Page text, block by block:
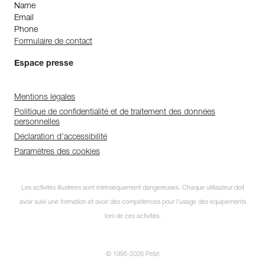
Name
Email
Phone
Formulaire de contact
Espace presse
Mentions légales
Politique de confidentialité et de traitement des données
personnelles
Déclaration d'accessibilité
Paramètres des cookies
Les activités illustrées sont intrinsèquement dangereuses. Chaque utilisateur doit
avoir suivi une formation et avoir des compétences pour l’usage des équipements
lors de ces activités.
© 1995-2026 Petzl